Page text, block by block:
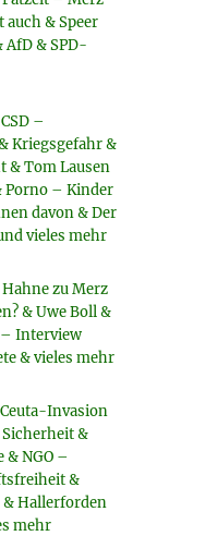
auch & Speer
AfD & SPD-
–
Kriegsgefahr &
& Tom Lausen
Porno – Kinder
davon & Der
vieles mehr
zu Merz
& Uwe Boll &
Interview
& vieles mehr
Invasion
&
NGO –
&
Hallerforden
mehr